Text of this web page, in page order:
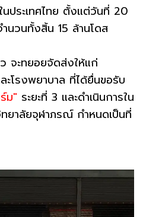
นประเทศไทย ตั้งแต่วันที่ 20
นวนทั้งสิ้น 15 ล้านโดส
จะทยอยจัดส่งให้แก่
โรงพยาบาล ที่ได้ยื่นขอรับ
ม" ระยะที่ 3 และดำเนินการใน
ยาลัยจุฬาภรณ์ กำหนดเป็นที่